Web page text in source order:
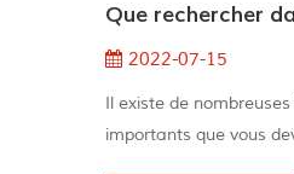
Que rechercher
2022-07-15
Il existe de
importants que vous